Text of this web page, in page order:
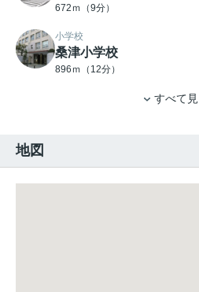
672ｍ（9分）
小学校
桑津小学校
896ｍ（12分）
すべて見
地図